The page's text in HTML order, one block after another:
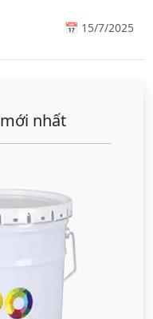
📅 15/7/2025
nhất